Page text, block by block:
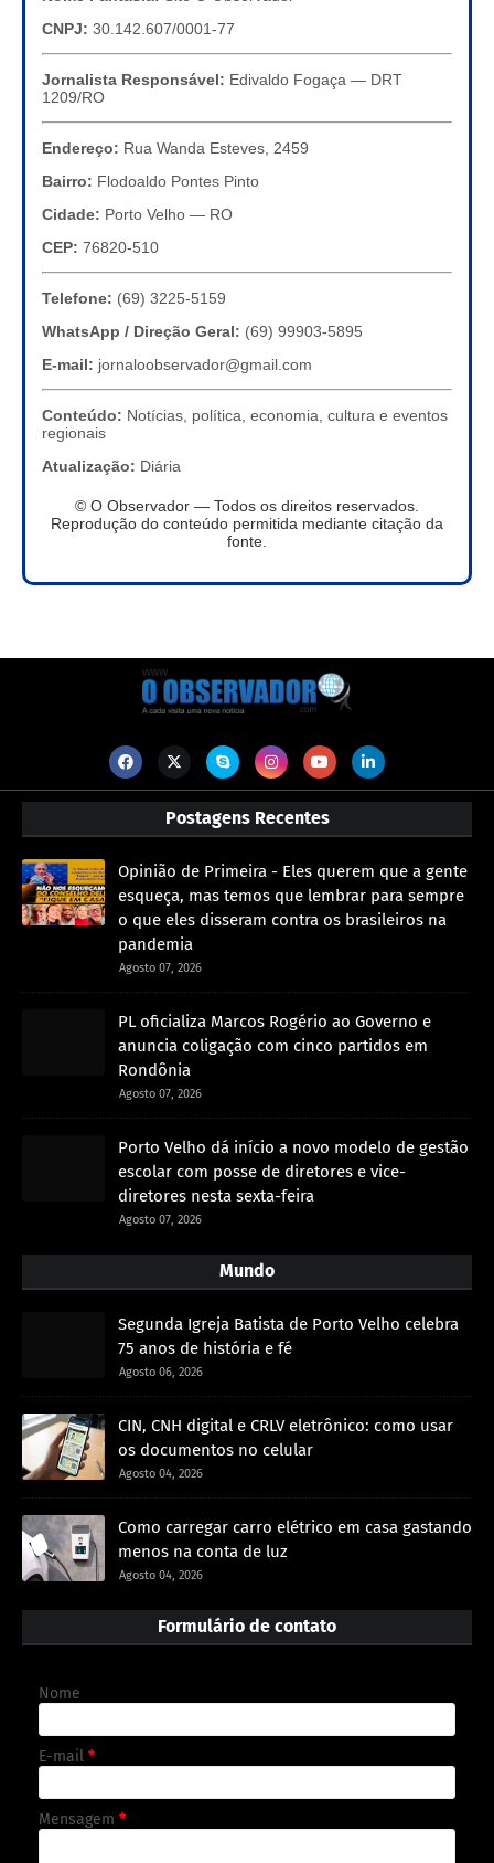
CNPJ: 30.142.607/0001-77
Jornalista Responsável: Edivaldo Fogaça — DRT
1209/RO
Endereço: Rua Wanda Esteves, 2459
Bairro: Flodoaldo Pontes Pinto
Cidade: Porto Velho — RO
CEP: 76820-510
Telefone: (69) 3225-5159
WhatsApp / Direção Geral: (69) 99903-5895
E-mail: jornaloobservador@gmail.com
Conteúdo: Notícias, política, economia, cultura e eventos
regionais
Atualização: Diária
© O Observador — Todos os direitos reservados.
Reprodução do conteúdo permitida mediante citação da
fonte.
Postagens Recentes
Opinião de Primeira - Eles querem que a gente
esqueça, mas temos que lembrar para sempre
o que eles disseram contra os brasileiros na
pandemia
Agosto 07, 2026
PL oficializa Marcos Rogério ao Governo e
anuncia coligação com cinco partidos em
Rondônia
Agosto 07, 2026
Porto Velho dá início a novo modelo de gestão
escolar com posse de diretores e vice-
diretores nesta sexta-feira
Agosto 07, 2026
Mundo
Segunda Igreja Batista de Porto Velho celebra
75 anos de história e fé
Agosto 06, 2026
CIN, CNH digital e CRLV eletrônico: como usar
os documentos no celular
Agosto 04, 2026
Como carregar carro elétrico em casa gastando
menos na conta de luz
Agosto 04, 2026
Formulário de contato
Nome
E-mail *
Mensagem *